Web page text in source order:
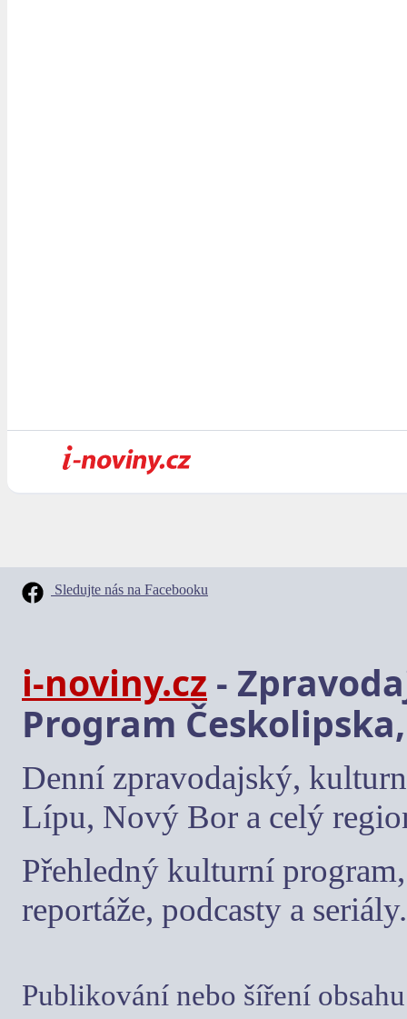
Sledujte nás na Facebooku
i-noviny.cz -
Program
Denní zpravodajský,
Lípu, Nový Bor a celý
Přehledný kulturní
reportáže, podcasty a seriály.
Publikování nebo šíření